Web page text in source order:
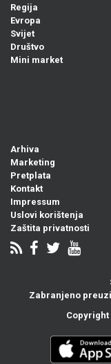
Regija
Evropa
Svijet
Društvo
Mini market
Arhiva
Marketing
Pretplata
Kontakt
Impressum
Uslovi korištenja
Zaštita privatnosti
Zabranjeno